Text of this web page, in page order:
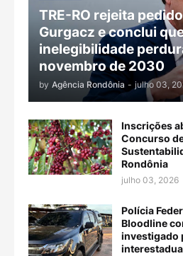
TRE-RO rejeita
Gurgacz e conclui
inelegibilidade
novembro de 2030
by Agência Rondônia - julho 03,
Inscrições
Concurso
Rondônia
julho 03, 2026
Polícia
Bloodline
investigado